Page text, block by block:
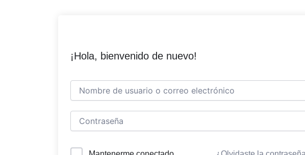
¡Hola, bienvenido de nuevo!